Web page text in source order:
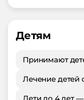
Детям
Принимают
Лечение детей